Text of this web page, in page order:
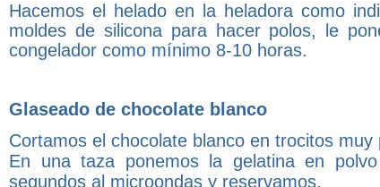
Hacemos el helado en la heladora como
moldes de silicona para hacer polos, le
congelador como mínimo 8-10 horas.
Glaseado de chocolate blanco
Cortamos el chocolate blanco en trocitos muy
En una taza ponemos la gelatina en
segundos al microondas y reservamos.